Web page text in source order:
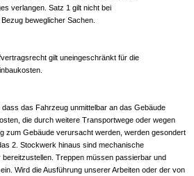
verlangen. Satz 1 gilt nicht bei
beweglicher Sachen.
gilt uneingeschränkt für die
das Fahrzeug unmittelbar an das Gebäude
die durch weitere Transportwege oder wegen
zum Gebäude verursacht werden, werden gesondert
2. Stockwerk hinaus sind mechanische
Treppen müssen passierbar und
Wird die Ausführung unserer Arbeiten oder der von